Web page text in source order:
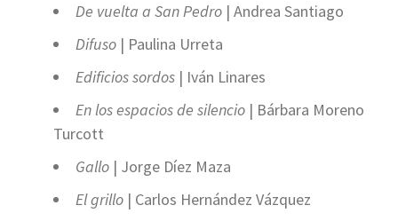
De vuelta a San Pedro | Andrea Santiago
Difuso | Paulina Urreta
Edificios sordos | Iván Linares
En los espacios de silencio | Bárbara Moreno
Turcott
Gallo | Jorge Díez Maza
El grillo | Carlos Hernández Vázquez